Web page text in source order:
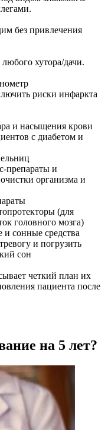
без привлечения
хутора/дачи.
риски инфаркта
и насыщения крови
с диабетом и
препараты и
организма и
(для
головного мозга)
сонные средства
и погрузить
сон
четкий план их
пациента после
на 5 лет?